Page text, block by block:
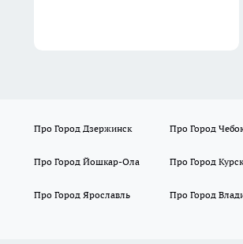
Про Город Дзержинск Про Город
Про Город Йошкар-Ола Про Город Курск
Про Город Ярославль Про Город